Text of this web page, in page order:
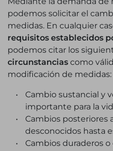
podemos solicitar el
medidas. En cualquier
requisitos establecidos
podemos citar los
circunstancias como
modificación de medidas:
Cambio sustancial y
importante para la
Cambios posteriores
desconocidos hasta
Cambios duraderos